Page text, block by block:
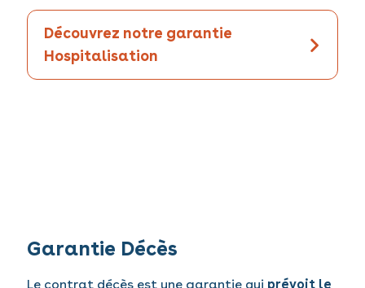
Découvrez notre garantie
Hospitalisation
Garantie Décès
Le contrat décès est une garantie qui prévoit le